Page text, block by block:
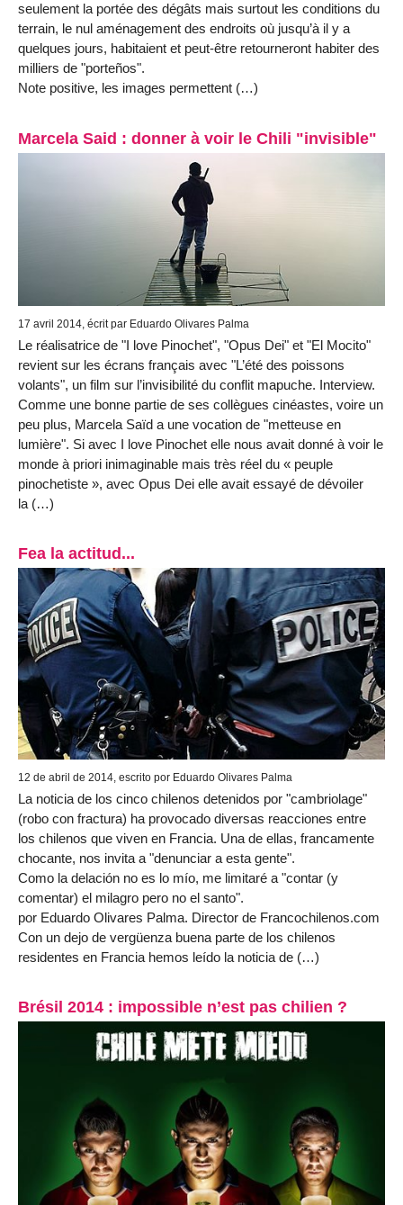
seulement la portée des dégâts mais surtout les conditions du
terrain, le nul aménagement des endroits où jusqu’à il y a
quelques jours, habitaient et peut-être retourneront habiter des
milliers de "porteños".
Note positive, les images permettent (…)
Marcela Said : donner à voir le Chili "invisible"
17 avril 2014, écrit par Eduardo Olivares Palma
Le réalisatrice de "I love Pinochet", "Opus Dei" et "El Mocito"
revient sur les écrans français avec "L’été des poissons
volants", un film sur l’invisibilité du conflit mapuche. Interview.
Comme une bonne partie de ses collègues cinéastes, voire un
peu plus, Marcela Saïd a une vocation de "metteuse en
lumière". Si avec I love Pinochet elle nous avait donné à voir le
monde à priori inimaginable mais très réel du « peuple
pinochetiste », avec Opus Dei elle avait essayé de dévoiler
la (…)
Fea la actitud...
12 de abril de 2014, escrito por Eduardo Olivares Palma
La noticia de los cinco chilenos detenidos por "cambriolage"
(robo con fractura) ha provocado diversas reacciones entre
los chilenos que viven en Francia. Una de ellas, francamente
chocante, nos invita a "denunciar a esta gente".
Como la delación no es lo mío, me limitaré a "contar (y
comentar) el milagro pero no el santo".
por Eduardo Olivares Palma. Director de Francochilenos.com
Con un dejo de vergüenza buena parte de los chilenos
residentes en Francia hemos leído la noticia de (…)
Brésil 2014 : impossible n’est pas chilien ?